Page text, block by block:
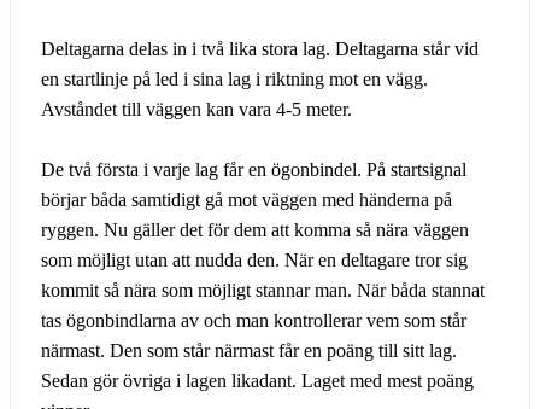
Deltagarna delas in i två lika stora lag. Deltagarna står vid
en startlinje på led i sina lag i riktning mot en vägg.
Avståndet till väggen kan vara 4-5 meter.
De två första i varje lag får en ögonbindel. På startsignal
börjar båda samtidigt gå mot väggen med händerna på
ryggen. Nu gäller det för dem att komma så nära väggen
som möjligt utan att nudda den. När en deltagare tror sig
kommit så nära som möjligt stannar man. När båda stannat
tas ögonbindlarna av och man kontrollerar vem som står
närmast. Den som står närmast får en poäng till sitt lag.
Sedan gör övriga i lagen likadant. Laget med mest poäng